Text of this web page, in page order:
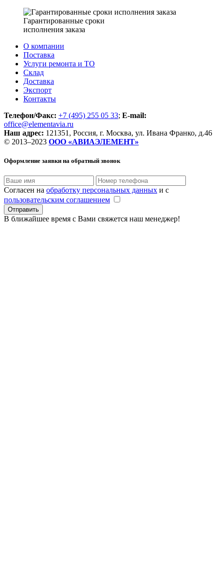
Гарантированные сроки
исполнения заказа
О компании
Поставка
Услуги ремонта и ТО
Склад
Доставка
Экспорт
Контакты
Телефон/Факс: +7 (495) 255 05 33; E-mail:
office@elementavia.ru
Наш адрес: 121351, Россия, г. Москва, ул. Ивана Франко, д.46
© 2013–2023 ООО «АВИАЭЛЕМЕНТ»
Оформление заявки на обратный звонок
Согласен на обработку персональных данных и с
пользовательским соглашением
В ближайшее время с Вами свяжется наш менеджер!